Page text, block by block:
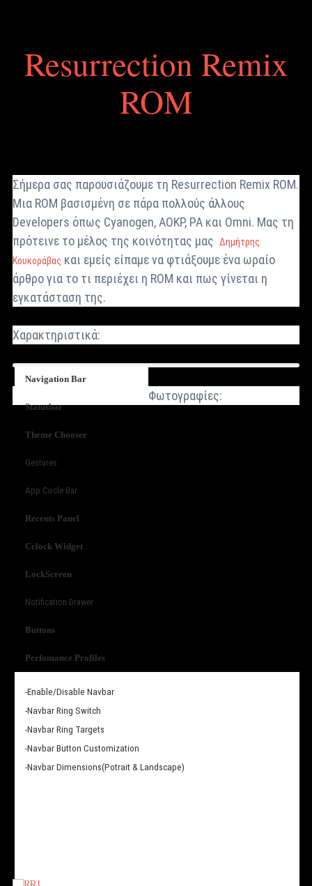
Resurrection Remix
ROM
Σήμερα σας παρουσιάζουμε τη Resurrection Remix ROM.
Μια ROM βασισμένη σε πάρα πολλούς άλλους
Developers όπως Cyanogen, AOKP, PA και Omni. Μας τη
πρότεινε το μέλος της κοινότητας μας Δημήτρης
Κουκοράβας και εμείς είπαμε να φτιάξουμε ένα ωραίο
άρθρο για το τι περιέχει η ROM και πως γίνεται η
εγκατάσταση της.
Χαρακτηριστικά:
Navigation Bar
Statusbar
Theme Chooser
Gestures
App Circle Bar
Recents Panel
Cclock Widget
LockScreen
Notification Drawer
Buttons
Perfomance Profiles
-Enable/Disable Navbar
-Navbar Ring Switch
-Navbar Ring Targets
-Navbar Button Customization
-Navbar Dimensions(Potrait & Landscape)
Φωτογραφίες: